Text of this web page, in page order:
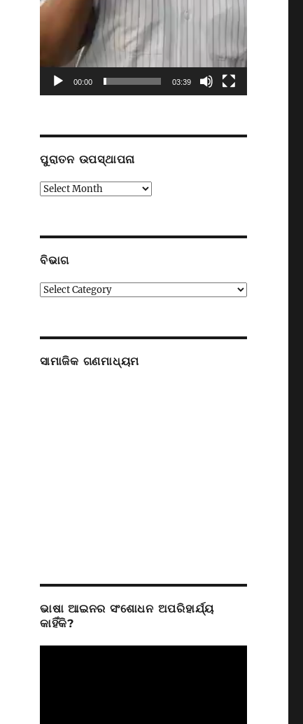
00:00 03:39
ପୁରାତନ ଉପସ୍ଥାପନା
ପୁରାତନ
ବିଭାଗ
ବିଭାଗ
ସାମାଜିକ ଗଣମାଧ୍ୟମ
ଭାଷା ଆଇନର ସଂଶୋଧନ ଅପରିହାର୍ଯ୍ୟ
କାହିଁକି?